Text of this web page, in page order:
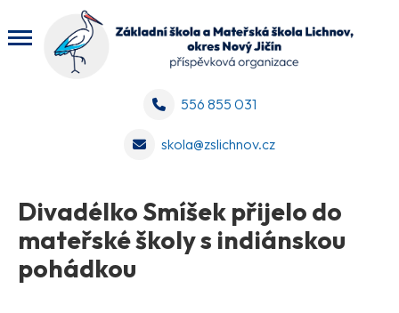
556 855 031
skola@zslichnov.cz
Divadélko Smíšek přijelo do
mateřské školy s indiánskou
pohádkou